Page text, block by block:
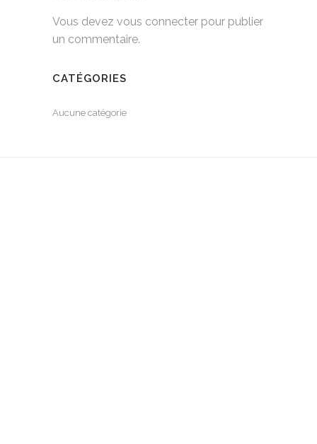
Vous devez vous connecter pour publier
un commentaire.
CATÉGORIES
Aucune catégorie